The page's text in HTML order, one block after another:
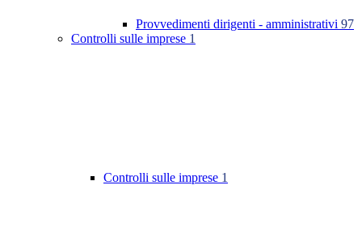
Provvedimenti dirigenti - amministrativi 97
Controlli sulle imprese 1
Controlli sulle imprese 1